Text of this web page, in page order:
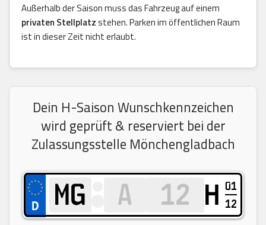
Außerhalb der Saison muss das Fahrzeug auf einem
privaten Stellplatzstehen. Parken im öffentlichen Raum
ist in dieser Zeit nicht erlaubt.
Dein H-Saison Wunschkennzeichen
wird geprüft & reserviert bei der
Zulassungsstelle Mönchengladbach
H 01
12